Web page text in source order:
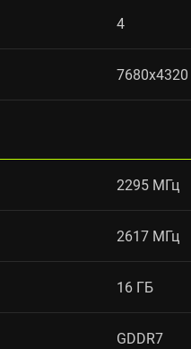
4
7680x4320
2295 МГц
2617 МГц
16 ГБ
GDDR7